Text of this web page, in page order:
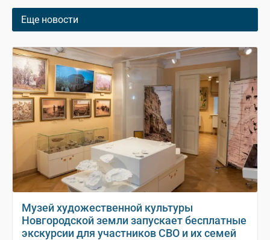
Еще новости
Музей художественной культуры
Новгородской земли запускает бесплатные
экскурсии для участников СВО и их семей